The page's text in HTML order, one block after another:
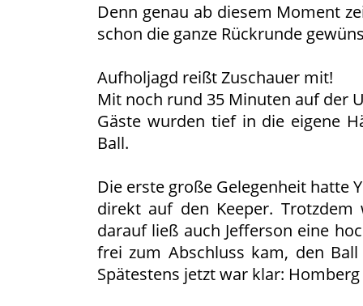
Denn genau ab diesem Moment
schon die ganze Rückrunde
Aufholjagd reißt Zuschauer mit!
Mit noch rund 35 Minuten auf der
Gäste wurden tief in die eigene
Ball.
Die erste große Gelegenheit hatte
direkt auf den Keeper.
darauf ließ auch Jefferson eine
frei zum Abschluss kam, den
Spätestens jetzt war klar: